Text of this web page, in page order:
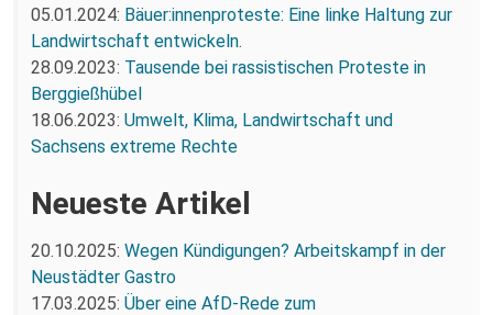
05.01.2024: Bäuer:innenproteste: Eine linke Haltung zur
Landwirtschaft entwickeln.
28.09.2023: Tausende bei rassistischen Proteste in
Berggießhübel
18.06.2023: Umwelt, Klima, Landwirtschaft und
Sachsens extreme Rechte
Neueste Artikel
20.10.2025: Wegen Kündigungen? Arbeitskampf in der
Neustädter Gastro
17.03.2025: Über eine AfD-Rede zum